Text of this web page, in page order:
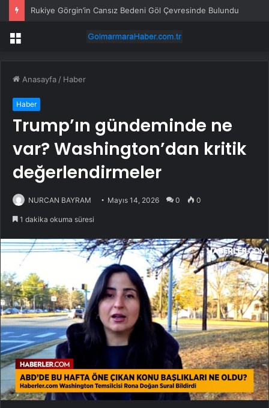
Rukiye Görgin’in Cansız Bedeni Göl Çevresinde Bulundu
Menü
Anasayfa / Haber
Haber
Trump’ın gündeminde ne
var? Washington’dan kritik
değerlendirmeler
NURCAN BAYRAM Mayıs 14, 2026 0 0
1 dakika okuma süresi